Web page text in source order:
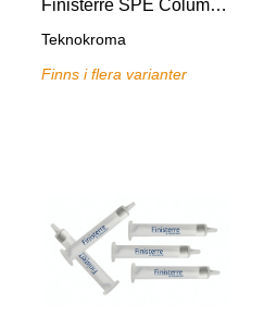
Finisterre SPE Columns SI
Teknokroma
Finns i flera varianter